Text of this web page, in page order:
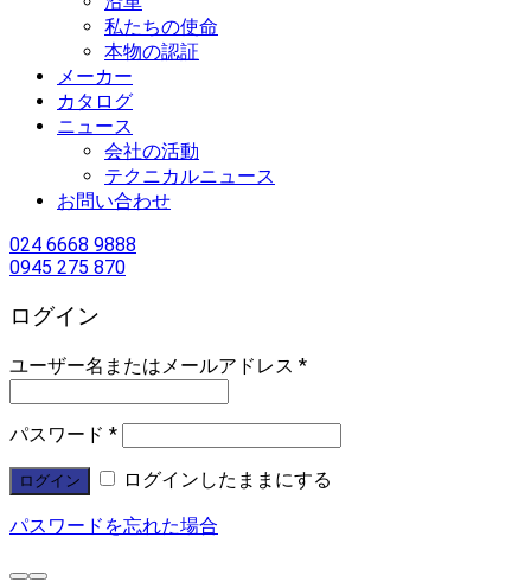
私たちの使命
本物の認証
メーカー
カタログ
ニュース
会社の活動
テクニカルニュース
お問い合わせ
024 6668 9888
0945 275 870
ログイン
ユーザー名またはメールアドレス *
パスワード *
ログイン ログインしたままにする
パスワードを忘れた場合